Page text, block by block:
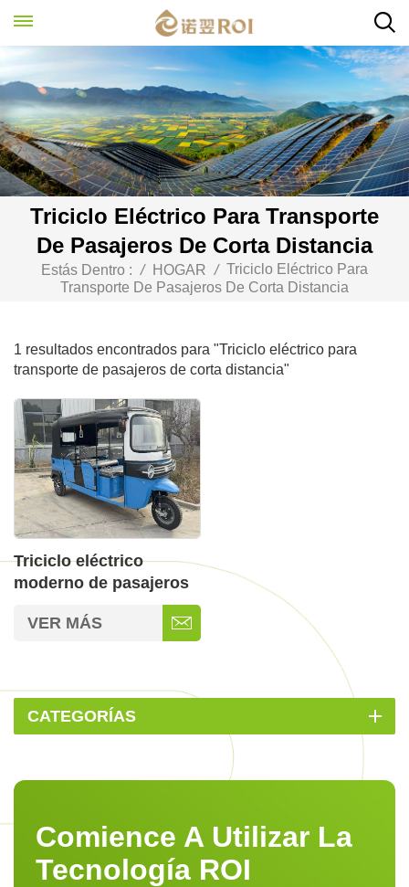
Triciclo Eléctrico Para Transporte
De Pasajeros De Corta Distancia
Estás Dentro : / HOGAR / Triciclo Eléctrico Para
Transporte De Pasajeros De Corta Distancia
1 resultados encontrados para "Triciclo eléctrico para
transporte de pasajeros de corta distancia"
Triciclo eléctrico
moderno de pasajeros
para adultos con envío
rápido
VER MÁS
CATEGORÍAS
Comience A Utilizar La
Tecnología ROI